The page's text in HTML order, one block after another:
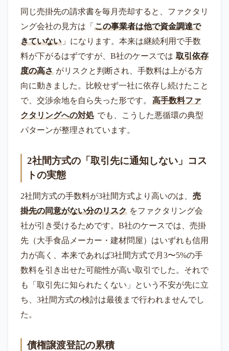
同じ売掛先の請求書を毎月売却すると、ファクタリ
ング会社の見方は「 この事業者は他で資金調達で
きていない」になります。本来は継続利用で手数
料が下がるはずですが、B社のケースでは 取引依存
度の高さがリスクと判断され、手数料は上がる方
向に動きました。比較せず一社に依存し続けたこと
で、交渉余地を自ら失った形です。
高手数料ファ
クタリングへの対処 でも、こうした悪循環の典型
パターンが整理されています。
2社間方式の「取引先に通知しない」コス
トの実態
2社間方式の手数料が3社間方式より高いのは、 売
掛先の同意がない分のリスクをファクタリング会
社が引き受けるためです。B社のケースでは、売掛
先（大手食品メーカー・建材問屋）はいずれも信用
力が高く、本来であれば3社間方式で月3〜5%の手
数料を引き出せた可能性が高い取引でした。それで
も「取引先に知られたくない」という不安が先に立
ち、3社間方式の検討は最後まで行われませんでし
た。
債権譲渡登記の累積